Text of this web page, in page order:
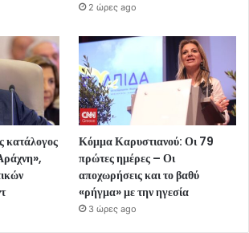
2 ώρες ago
κατάλογος
Κόμμα Καρυστιανού: Οι 79
πρώτες ημέρες – Οι
αποχωρήσεις και το βαθύ
«ρήγμα» με την ηγεσία
3 ώρες ago